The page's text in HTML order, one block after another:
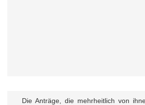
Die Anträge, die mehrheitlich von